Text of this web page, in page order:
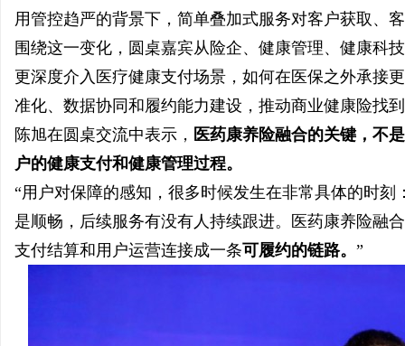
用管控趋严的背景下，简单叠加式服务对客户获取、
围绕这一变化，圆桌嘉宾从险企、健康管理、健康科
更深度介入医疗健康支付场景，如何在医保之外承接
准化、数据协同和履约能力建设，推动商业健康险找
陈旭在圆桌交流中表示， 医药康养险融合的关键，不
户的健康支付和健康管理过程。
“用户对保障的感知，很多时候发生在非常具体的时
是顺畅，后续服务有没有人持续跟进。医药康养险融
支付结算和用户运营连接成一条可履约的链路。 ”